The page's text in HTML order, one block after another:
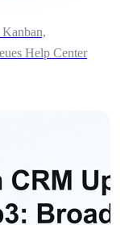
Help Center